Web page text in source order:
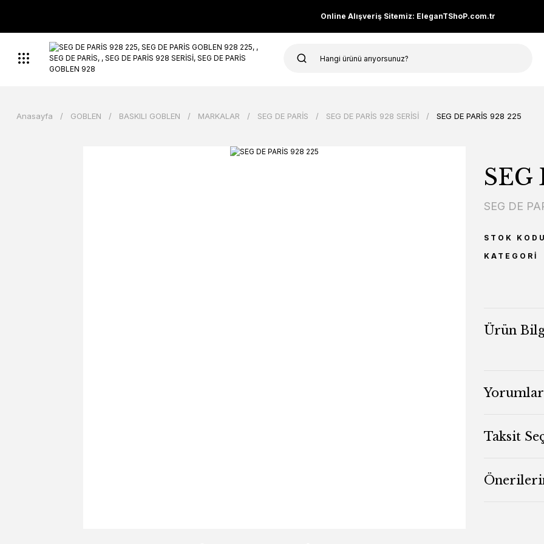
Online Alışveriş Sitemiz: EleganTShoP.com.tr
Anasayfa GOBLEN BASKILI GOBLEN MARKALAR SEG DE PARİS SEG DE PARİS 928 SERİSİ SEG DE PARİS 928 225
SEG
SEG DE
STOK KODU
KATEGORI
Ürün
Yorumlar
Taksit